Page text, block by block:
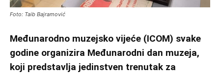
Foto: Taib Bajramović
Međunarodno muzejsko vijeće (ICOM) svake
godine organizira Međunarodni dan muzeja,
koji predstavlja jedinstven trenutak za